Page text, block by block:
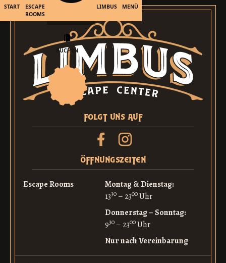
START
ESCAPE
ROOMS
BUCHEN
LIMBUS MENÜ
folgt uns auf
öffnungszeiten
Escape Rooms
Montag & Dienstag:
1330 – 2300Uhr
Donnerstag – Sonntag:
930 – 2300Uhr
Nur nach Vereinbarung